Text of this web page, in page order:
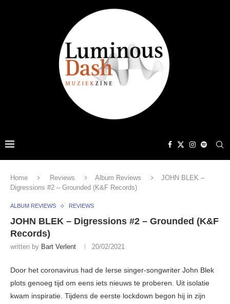
Home Reviews Album Reviews
JOHN BLEK –
Digressions #2 – Grounded (K&F Records)
ALBUM REVIEWS REVIEWS
JOHN BLEK – Digressions #2 – Grounded (K&F
Records)
written by Bart Verlent 20/02/2021
Door het coronavirus had de Ierse singer-songwriter John Blek
plots genoeg tijd om eens iets nieuws te proberen. Uit isolatie
kwam inspiratie. Tijdens de eerste lockdown begon hij in zijn